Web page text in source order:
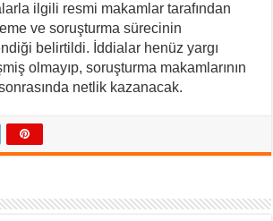
ilgili resmi makamlar tarafından
ve soruşturma sürecinin
belirtildi. İddialar henüz yargı
olmayıp, soruşturma makamlarının
netlik kazanacak.